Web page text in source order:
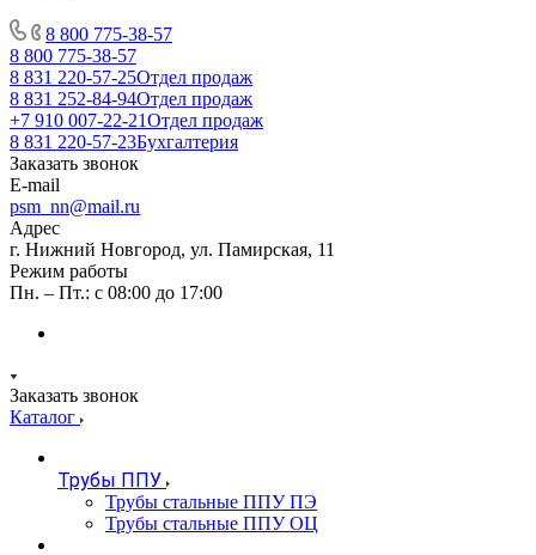
8 800 775-38-57
8 800 775-38-57
8 831 220-57-25Отдел продаж
8 831 252-84-94Отдел продаж
+7 910 007-22-21Отдел продаж
8 831 220-57-23Бухгалтерия
Заказать звонок
E-mail
psm_nn@mail.ru
Адрес
г. Нижний Новгород, ул. Памирская, 11
Режим работы
Пн. – Пт.: с 08:00 до 17:00
Заказать звонок
Каталог
Трубы ППУ
Трубы стальные ППУ ПЭ
Трубы стальные ППУ ОЦ